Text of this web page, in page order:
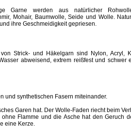
Garne werden aus natürlicher
Mohair, Baumwolle, Seide und Wolle.
ihre Geschmeidigkeit gepriesen.
Strick- und Häkelgarn sind Nylon, Acryl,
abweisend, extrem reißfest und schwer
und synthetischen Fasern miteinander.
Garen hat. Der Wolle-Faden riecht beim
Flamme und die Asche hat den Geruch
eine Kerze.